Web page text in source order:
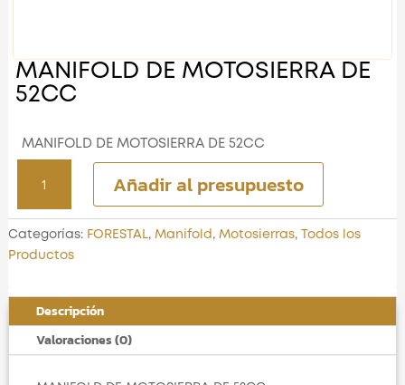
MANIFOLD DE MOTOSIERRA DE
52CC
MANIFOLD DE MOTOSIERRA DE 52CC
MOTOSIERRA
DE
52CC
Añadir al presupuesto
Categorías: FORESTAL, Manifold , Motosierras, Todos los
Productos
Descripción
Valoraciones (0)